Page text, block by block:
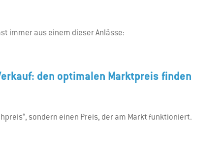
immer aus einem dieser Anlässe:
den optimalen Marktpreis finden
sondern einen Preis, der am Markt funktioniert.